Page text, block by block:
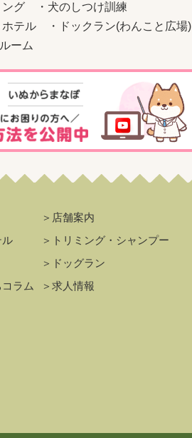
グ ・ 犬のしつけ訓練
テル ・
ドックラン(わんこと広場)
ーム
ル
ラム
＞店舗案内
＞トリミング・シャンプー
＞ドッグラン
＞求人情報